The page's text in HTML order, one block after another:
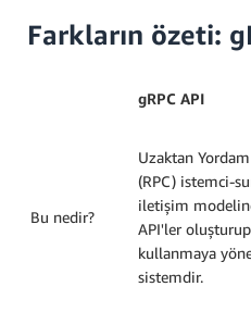
Farkların özeti:
gRPC API
Bu nedir?
Uzaktan Yordam
(RPC) istemci-
iletişim
API'ler oluşturup
kullanmaya
sistemdir.